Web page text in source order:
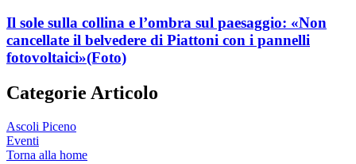
Il sole sulla collina e l’ombra sul paesaggio: «Non
cancellate il belvedere di Piattoni con i pannelli
fotovoltaici»(Foto)
Categorie Articolo
Ascoli Piceno
Eventi
Torna alla home